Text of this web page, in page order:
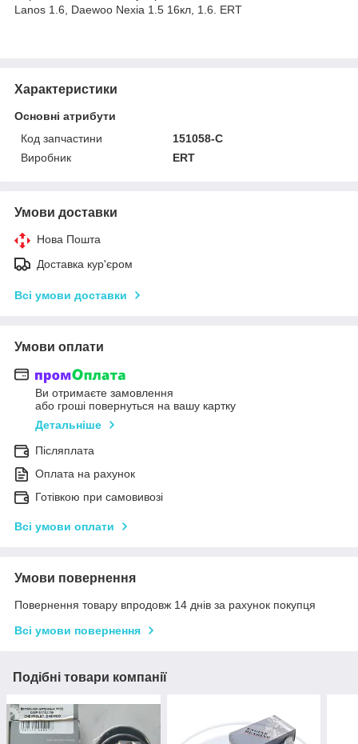
Lanos 1.6, Daewoo Nexia 1.5 16кл, 1.6. ERT
Характеристики
Основні атрибути
Код запчастини
151058-C
Виробник
ERT
Умови доставки
Нова Пошта
Доставка кур'єром
Всі умови доставки
Умови оплати
Ви отримаєте замовлення
або гроші повернуться на вашу картку
Детальніше
Післяплата
Оплата на рахунок
Готівкою при самовивозі
Всі умови оплати
Умови повернення
Повернення товару впродовж 14 днів за рахунок покупця
Всі умови повернення
Подібні товари компанії